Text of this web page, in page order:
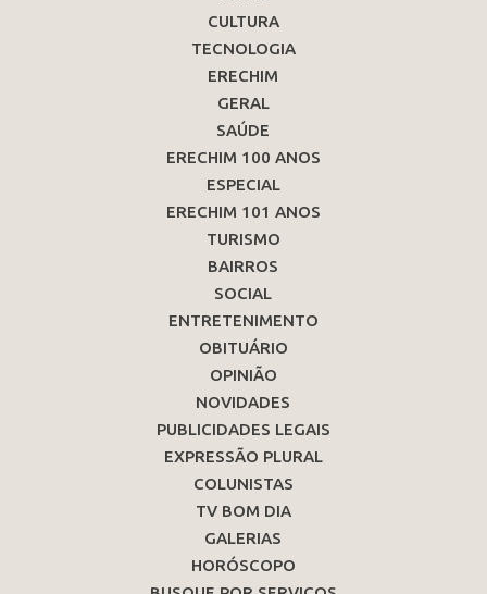
CULTURA
TECNOLOGIA
ERECHIM
GERAL
SAÚDE
ERECHIM 100 ANOS
ESPECIAL
ERECHIM 101 ANOS
TURISMO
BAIRROS
SOCIAL
ENTRETENIMENTO
OBITUÁRIO
OPINIÃO
NOVIDADES
PUBLICIDADES LEGAIS
EXPRESSÃO PLURAL
COLUNISTAS
TV BOM DIA
GALERIAS
HORÓSCOPO